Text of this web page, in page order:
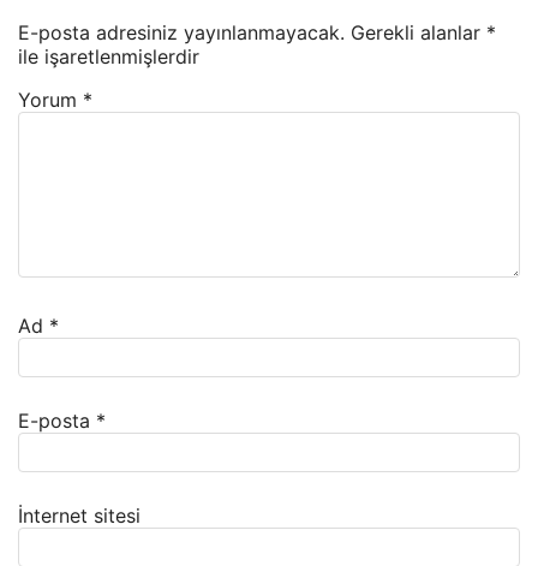
E-posta adresiniz yayınlanmayacak. Gerekli alanlar *
ile işaretlenmişlerdir
Yorum *
Ad *
E-posta *
İnternet sitesi